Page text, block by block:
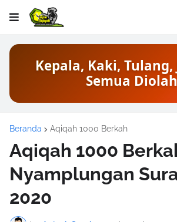
Kepala, Kaki, Tulang,
Semua Diolah
Beranda Aqiqah 1000 Berkah
Aqiqah 1000
Nyamplungan
2020